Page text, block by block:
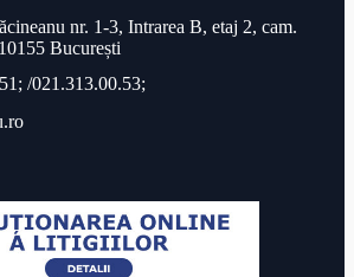
nr. 1-3, Intrarea B, etaj 2, cam.
București
/021.313.00.53;